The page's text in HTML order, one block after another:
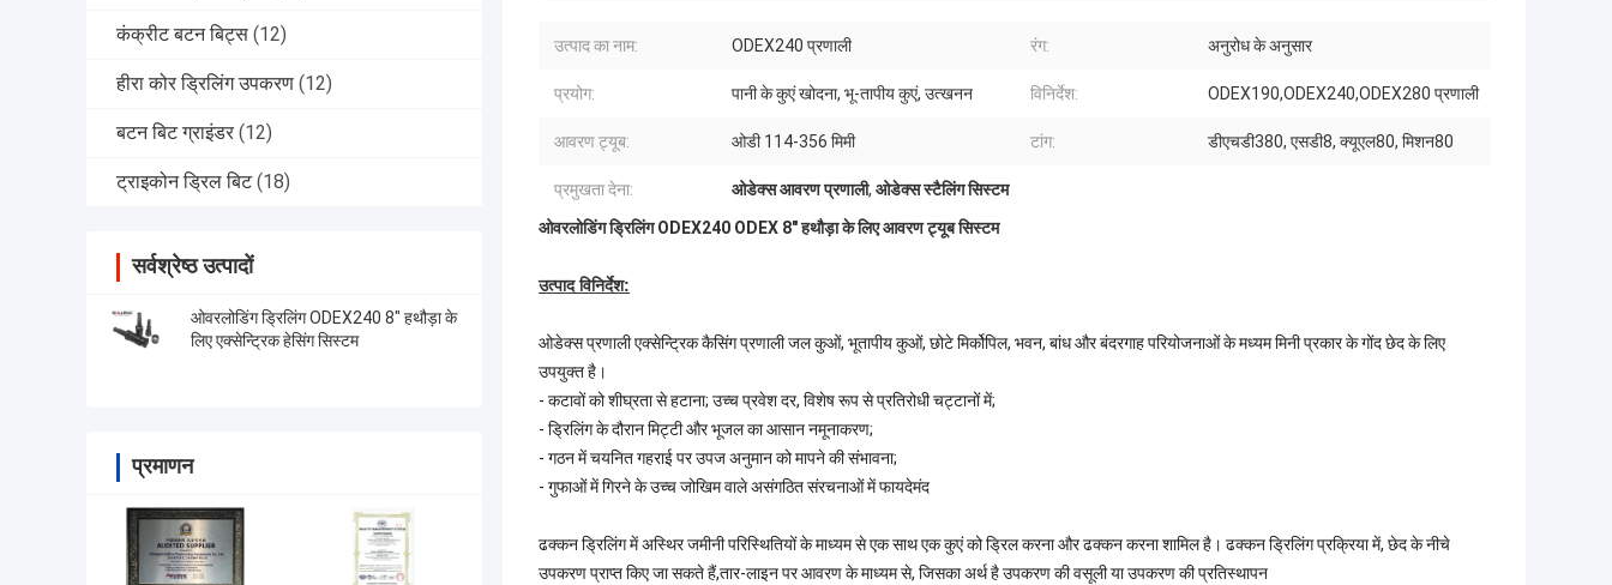
कंक्रीट बटन बिट्स (12)
हीरा कोर ड्रिलिंग उपकरण (12)
बटन बिट ग्राइंडर (12)
ट्राइकोन ड्रिल बिट (18)
सर्वश्रेष्ठ उत्पादों
ओवरलोडिंग ड्रिलिंग ODEX240 8" हथौड़ा के
लिए एक्सेन्ट्रिक हेसिंग सिस्टम
प्रमाणन
उत्पाद का नाम: ODEX240 प्रणाली रंग: अनुरोध के अनुसार
प्रयोग: पानी के कुएं खोदना, भू-तापीय कुएं, उत्खनन विनिर्देश: ODEX190,ODEX240,ODEX280 प्रणाली
आवरण ट्यूब: ओडी 114-356 मिमी टांग: डीएचडी380, एसडी8, क्यूएल80, मिशन80
प्रमुखता देना: ओडेक्स आवरण प्रणाली, ओडेक्स स्टैलिंग सिस्टम
ओवरलोडिंग ड्रिलिंग ODEX240 ODEX 8" हथौड़ा के लिए आवरण ट्यूब सिस्टम
उत्पाद विनिर्देश:
ओडेक्स प्रणाली एक्सेन्ट्रिक कैसिंग प्रणाली जल कुओं, भूतापीय कुओं, छोटे मिर्कोपिल, भवन, बांध और बंदरगाह परियोजनाओं के मध्यम मिनी प्रकार के गोंद छेद के लिए
उपयुक्त है।
- कटावों को शीघ्रता से हटाना; उच्च प्रवेश दर, विशेष रूप से प्रतिरोधी चट्टानों में;
- ड्रिलिंग के दौरान मिट्टी और भूजल का आसान नमूनाकरण;
- गठन में चयनित गहराई पर उपज अनुमान को मापने की संभावना;
- गुफाओं में गिरने के उच्च जोखिम वाले असंगठित संरचनाओं में फायदेमंद
ढक्कन ड्रिलिंग में अस्थिर जमीनी परिस्थितियों के माध्यम से एक साथ एक कुएं को ड्रिल करना और ढक्कन करना शामिल है। ढक्कन ड्रिलिंग प्रक्रिया में, छेद के नीचे
उपकरण प्राप्त किए जा सकते हैं,तार-लाइन पर आवरण के माध्यम से, जिसका अर्थ है उपकरण की वसूली या उपकरण की प्रतिस्थापन